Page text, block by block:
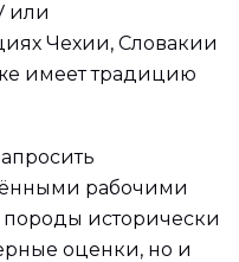
или
Чехии, Словакии
имеет традицию
рабочими
исторически
оценки, но и